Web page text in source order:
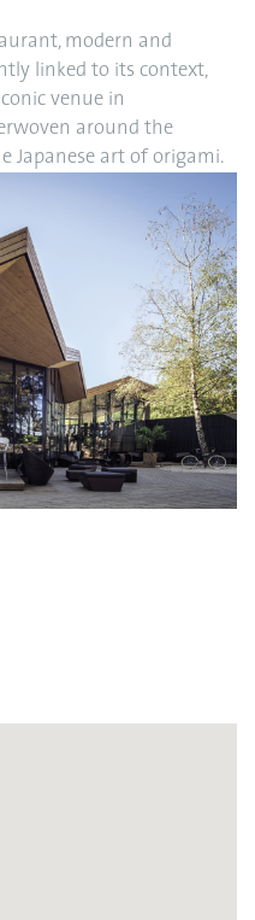
modern and
linked to its context,
venue in
around the
Japanese art of origami.